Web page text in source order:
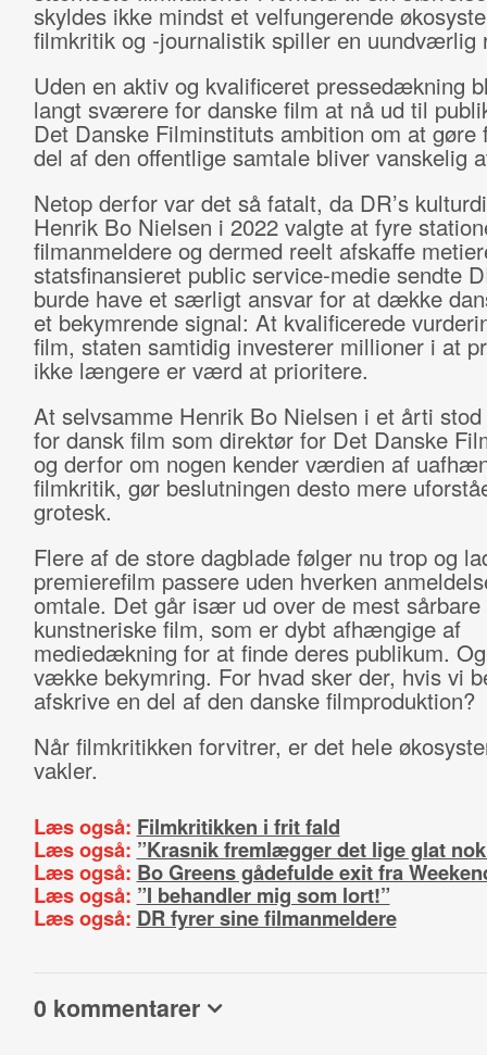
skyldes ikke mindst et velfungerende
filmkritik og -journalistik spiller en uundværlig
Uden en aktiv og kvalificeret pressedækning
langt sværere for danske film at nå ud til
Det Danske Filminstituts ambition om at gøre
del af den offentlige samtale bliver vanskelig
Netop derfor var det så fatalt, da DR’s
Henrik Bo Nielsen i 2022 valgte at fyre
filmanmeldere og dermed reelt afskaffe
statsfinansieret public service-medie sendte
burde have et særligt ansvar for at dække
et bekymrende signal: At kvalificerede
film, staten samtidig investerer millioner i at
ikke længere er værd at prioritere.
At selvsamme Henrik Bo Nielsen i et årti
for dansk film som direktør for Det Danske
og derfor om nogen kender værdien af
filmkritik, gør beslutningen desto mere
grotesk.
Flere af de store dagblade følger nu trop og
premierefilm passere uden hverken
omtale. Det går især ud over de mest sårbare
kunstneriske film, som er dybt afhængige af
mediedækning for at finde deres publikum.
vække bekymring. For hvad sker der, hvis vi
afskrive en del af den danske filmproduktion?
Når filmkritikken forvitrer, er det hele
vakler.
Læs også: Filmkritikken i frit fald
Læs også: ”Krasnik fremlægger det lige glat
Læs også: Bo Greens gådefulde exit fra
Læs også: ”I behandler mig som lort!”
Læs også: DR fyrer sine filmanmeldere
0 kommentarer